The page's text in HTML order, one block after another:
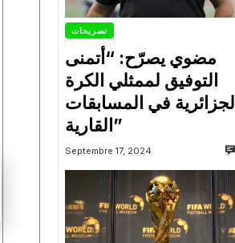
تصريحات
مضوي يصرّح: “أتمنى
التوفيق لممثلي الكرة
الجزائرية في المسابقات
القارية”
Septembre 17, 2024